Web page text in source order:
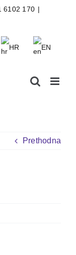
6102 170 |
HR EN
Prethodna